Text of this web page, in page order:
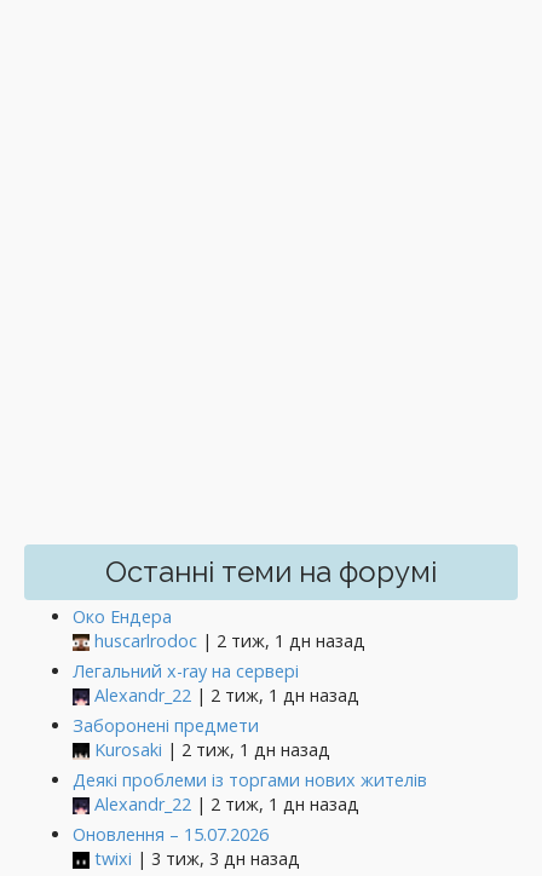
Останні теми на форумі
Око Ендера
huscarlrodoc | 2 тиж, 1 дн назад
Легальний x-ray на сервері
Alexandr_22 | 2 тиж, 1 дн назад
Заборонені предмети
Kurosaki | 2 тиж, 1 дн назад
Деякі проблеми із торгами нових жителів
Alexandr_22 | 2 тиж, 1 дн назад
Оновлення – 15.07.2026
twixi | 3 тиж, 3 дн назад